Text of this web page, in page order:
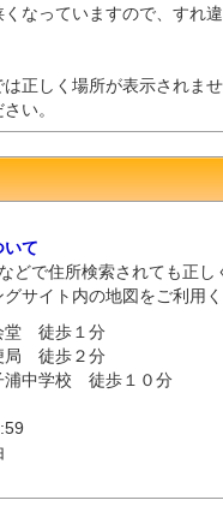
なっていますので、すれ
正しく場所が表示されま
い。
いて
どで住所検索されても正し
サイト内の地図をご利用く
堂 徒歩１分
局 徒歩２分
浦中学校 徒歩１０分